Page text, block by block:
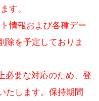
す。
情報および各種デー
除を予定しておりま
必要な対応のため、登
たします。保持期間